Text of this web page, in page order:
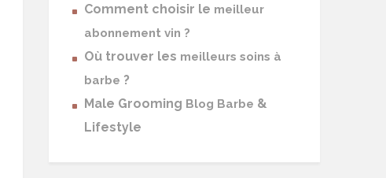
Comment choisir le meilleur
abonnement vin ?
Où trouver les meilleurs soins à
barbe ?
Male Grooming Blog Barbe &
Lifestyle